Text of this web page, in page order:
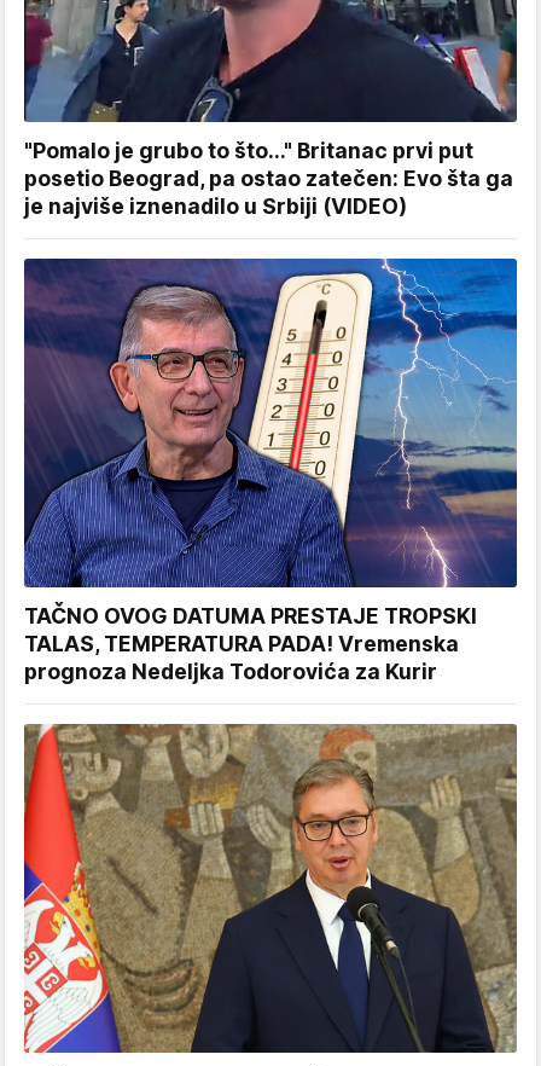
"Pomalo je grubo to što..." Britanac prvi put
posetio Beograd, pa ostao zatečen: Evo šta ga
je najviše iznenadilo u Srbiji (VIDEO)
TAČNO OVOG DATUMA PRESTAJE TROPSKI
TALAS, TEMPERATURA PADA! Vremenska
prognoza Nedeljka Todorovića za Kurir